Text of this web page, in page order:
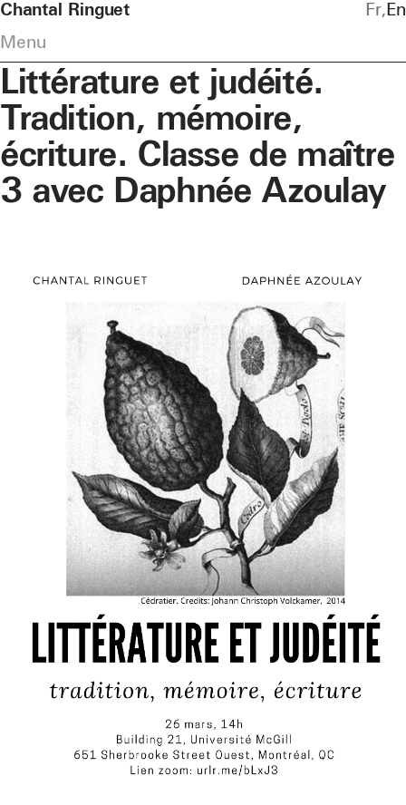
Chantal Ringuet
Menu
Fr En
Littérature et judéité.
Tradition, mémoire,
écriture. Classe de maître
3 avec Daphnée Azoulay